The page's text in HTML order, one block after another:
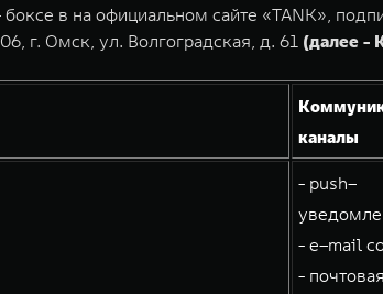
в на официальном сайте «TANK»,
г. Омск, ул. Волгоградская, д. 61 (далее -
каналы
- push–
- e–mail
- почтовая